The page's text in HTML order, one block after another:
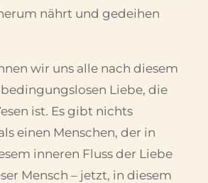
nährt und gedeihen
wir uns alle nach diesem
Liebe, die
ist. Es gibt nichts
einen Menschen, der in
inneren Fluss der Liebe
Mensch – jetzt, in diesem